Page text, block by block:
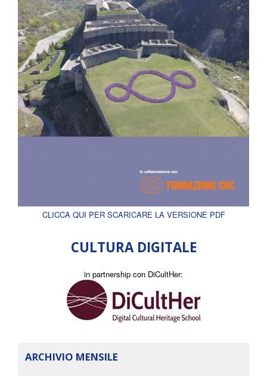
CLICCA QUI PER SCARICARE LA VERSIONE PDF
CULTURA DIGITALE
in partnership con DiCultHer:
ARCHIVIO MENSILE